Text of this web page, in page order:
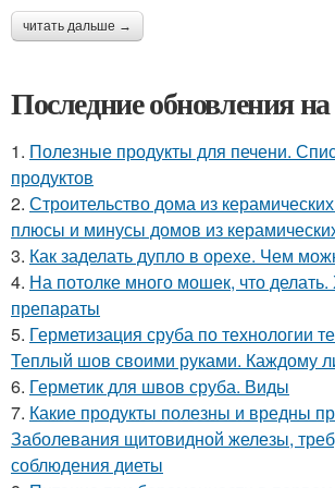
читать дальше →
Последние обновления на
1. Полезные продукты для печени.
продуктов
2. Строительство дома из
плюсы и минусы домов из
3. Как заделать дупло в орехе. Чем
4. На потолке много мошек, что
препараты
5. Герметизация сруба по технологии
Теплый шов своими руками. Каждому
6. Герметик для швов сруба. Виды
7. Какие продукты полезны и вредны
Заболевания щитовидной железы,
соблюдения диеты